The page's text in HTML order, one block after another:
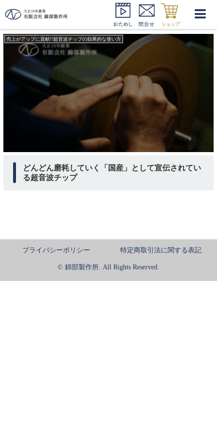
オサダ 超音波チップ
売上がアップに貢献!?超音波チップの効果的な使い方
どんどん磨耗していく「国産」として宣伝されてい
る超音波チップ
プライバシーポリシー 特定商取引法に関する表記
© 錦部製作所. All Rights Reserved.